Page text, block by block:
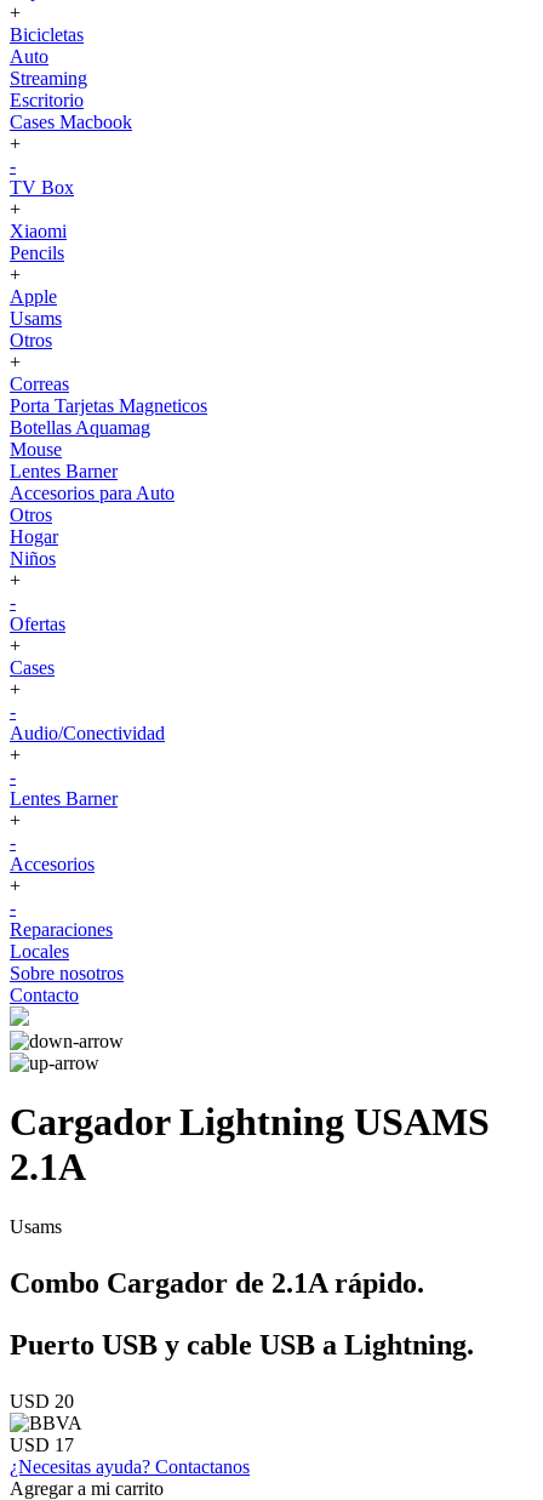
+
Bicicletas
Auto
Streaming
Escritorio
Cases Macbook
+
-
TV Box
+
Xiaomi
Pencils
+
Apple
Usams
Otros
+
Correas
Porta Tarjetas Magneticos
Botellas Aquamag
Mouse
Lentes Barner
Accesorios para Auto
Otros
Hogar
Niños
+
-
Ofertas
+
Cases
+
-
Audio/Conectividad
+
-
Lentes Barner
+
-
Accesorios
+
-
Reparaciones
Locales
Sobre nosotros
Contacto
Cargador Lightning USAMS
2.1A
Usams
Combo Cargador de 2.1A rápido.
Puerto USB y cable USB a Lightning.
USD 20
USD 17
¿Necesitas ayuda? Contactanos
Agregar a mi carrito